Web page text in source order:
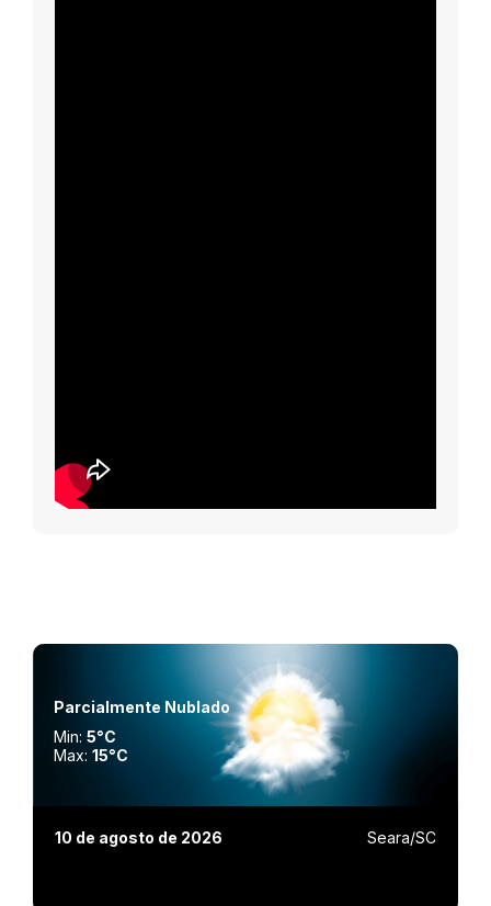
Parcialmente Nublado
Min:5°C
Max:15°C
10 de agosto de 2026 Seara/SC